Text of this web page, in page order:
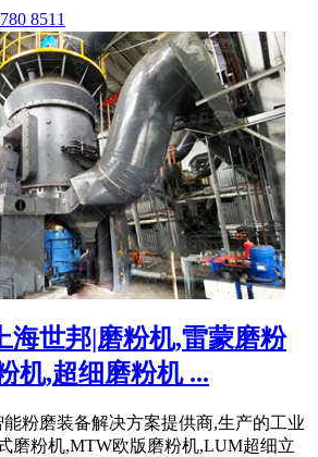
8511
海世邦|磨粉机,雷蒙磨粉
机,超细磨粉机 ...
能粉磨装备解决方案提供商,生产的工业
磨粉机,MTW欧版磨粉机,LUM超细立